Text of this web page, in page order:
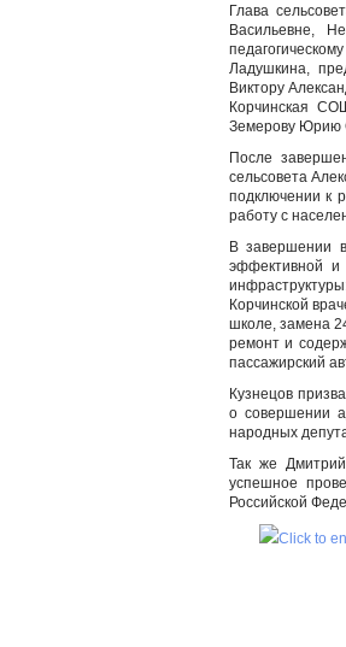
Глава
Васильевне,
Ладушкина,
Виктору
Корчинская
Земерову Юрию
После
сельсовета
подключении к
работу с
В завершении
эффективной и
Корчинской
школе, замена
ремонт и
пассажирский
Кузнецов
о совершении
народных
Так же
успешное
Российской